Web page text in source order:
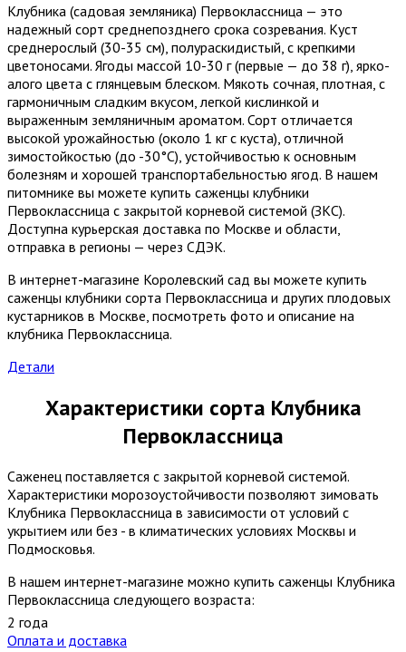
Клубника (садовая земляника) Первоклассница — это
надежный сорт среднепозднего срока созревания. Куст
среднерослый (30-35 см), полураскидистый, с крепкими
цветоносами. Ягоды массой 10-30 г (первые — до 38 г), ярко-
алого цвета с глянцевым блеском. Мякоть сочная, плотная, с
гармоничным сладким вкусом, легкой кислинкой и
выраженным земляничным ароматом. Сорт отличается
высокой урожайностью (около 1 кг с куста), отличной
зимостойкостью (до -30°C), устойчивостью к основным
болезням и хорошей транспортабельностью ягод. В нашем
питомнике вы можете купить саженцы клубники
Первоклассница с закрытой корневой системой (ЗКС).
Доступна курьерская доставка по Москве и области,
отправка в регионы — через СДЭК.
В интернет-магазине Королевский сад вы можете купить
саженцы клубники сорта Первоклассница и других плодовых
кустарников в Москве, посмотреть фото и описание на
клубника Первоклассница.
Детали
Характеристики сорта Клубника
Первоклассница
Саженец поставляется с закрытой корневой системой.
Характеристики морозоустойчивости позволяют зимовать
Клубника Первоклассница в зависимости от условий с
укрытием или без - в климатических условиях Москвы и
Подмосковья.
В нашем интернет-магазине можно купить саженцы Клубника
Первоклассница следующего возраста:
2 года
Оплата и доставка